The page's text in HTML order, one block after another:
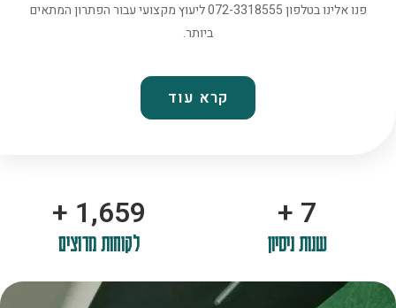
פנו אלינו בטלפון 072-3318555 ליעוץ מקצועי עבור הפתרון המתאים
ביותר.
קרא עוד
10
+
שנות ניסיון
2,100
+
לקוחות מרוצים